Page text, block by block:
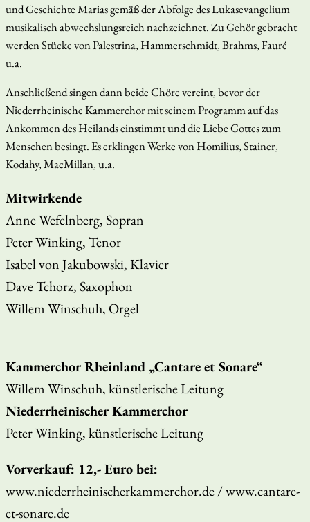
und Geschichte Marias gemäß der Abfolge des Lukasevangelium
musikalisch abwechslungsreich nachzeichnet. Zu Gehör gebracht
werden Stücke von Palestrina, Hammerschmidt, Brahms, Fauré
u.a.
Anschließend singen dann beide Chöre vereint, bevor der
Niederrheinische Kammerchor mit seinem Programm auf das
Ankommen des Heilands einstimmt und die Liebe Gottes zum
Menschen besingt. Es erklingen Werke von Homilius, Stainer,
Kodahy, MacMillan, u.a.
Mitwirkende
Anne Wefelnberg, Sopran
Peter Winking, Tenor
Isabel von Jakubowski, Klavier
Dave Tchorz, Saxophon
Willem Winschuh, Orgel
Kammerchor Rheinland „Cantare et Sonare“
Willem Winschuh, künstlerische Leitung
Niederrheinischer Kammerchor
Peter Winking, künstlerische Leitung
Vorverkauf: 12,- Euro bei:
www.niederrheinischerkammerchor.de / www.cantare-
et-sonare.de